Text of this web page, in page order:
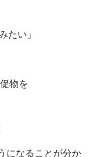
たい」
物を
になることが分か